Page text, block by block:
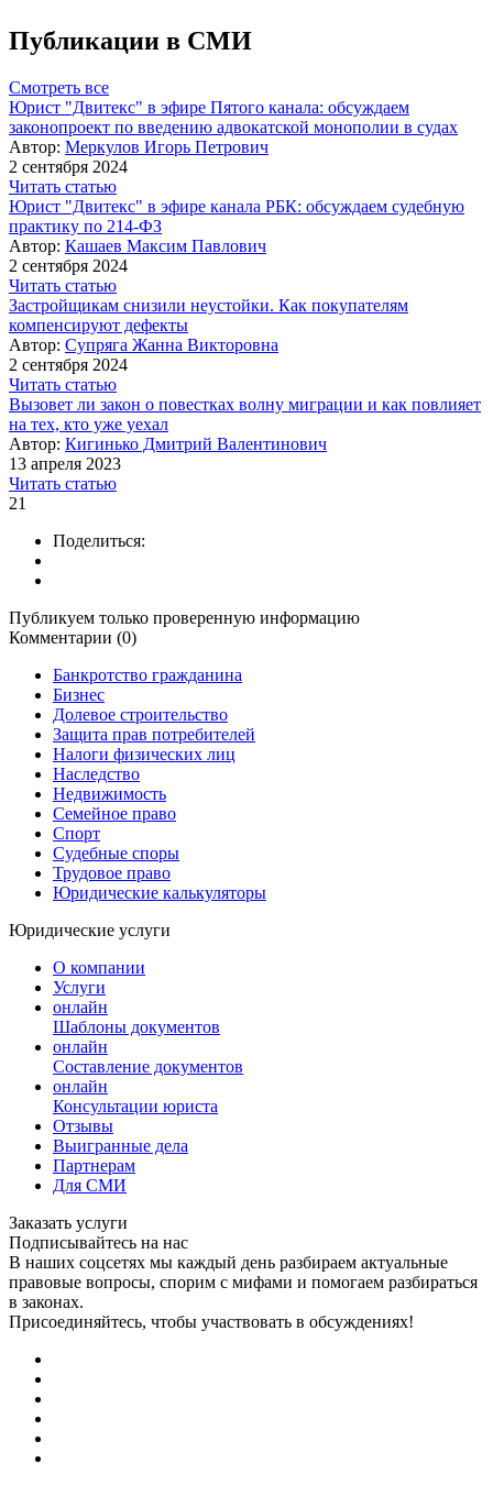
Публикации в СМИ
Смотреть все
Юрист "Двитекс" в эфире Пятого канала: обсуждаем
законопроект по введению адвокатской монополии в судах
Автор: Меркулов Игорь Петрович
2 сентября 2024
Читать статью
Юрист "Двитекс" в эфире канала РБК: обсуждаем судебную
практику по 214-ФЗ
Автор: Кашаев Максим Павлович
2 сентября 2024
Читать статью
Застройщикам снизили неустойки. Как покупателям
компенсируют дефекты
Автор: Супряга Жанна Викторовна
2 сентября 2024
Читать статью
Вызовет ли закон о повестках волну миграции и как повлияет
на тех, кто уже уехал
Автор: Кигинько Дмитрий Валентинович
13 апреля 2023
Читать статью
21
Поделиться:
Публикуем только проверенную информацию
Комментарии (0)
Банкротство гражданина
Бизнес
Долевое строительство
Защита прав потребителей
Налоги физических лиц
Наследство
Недвижимость
Семейное право
Спорт
Судебные споры
Трудовое право
Юридические калькуляторы
Юридические услуги
О компании
Услуги
онлайн
Шаблоны документов
онлайн
Составление документов
онлайн
Консультации юриста
Отзывы
Выигранные дела
Партнерам
Для СМИ
Заказать услуги
Подписывайтесь на нас
В наших соцсетях мы каждый день разбираем актуальные
правовые вопросы, спорим с мифами и помогаем разбираться
в законах.
Присоединяйтесь, чтобы участвовать в обсуждениях!